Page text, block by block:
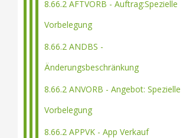
8.66.2 AFTVORB - Auftrag:Spezielle
Vorbelegung
8.66.2 ANDBS -
Änderungsbeschränkung
8.66.2 ANVORB - Angebot: Spezielle
Vorbelegung
8.66.2 APPVK - App Verkauf